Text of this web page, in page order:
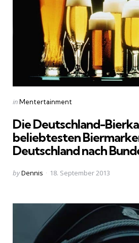
Categories
Posted
inMentertainment
Die Deutschland-
beliebtesten
Deutschland nach
Posted
byDennis 18. September 2013